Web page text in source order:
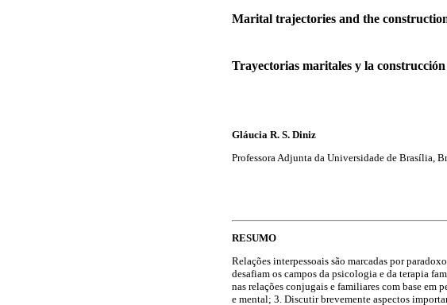
Marital trajectories and the
Trayectorias maritales y la
Gláucia R. S. Diniz
Professora Adjunta da Universidade de Brasília,
RESUMO
Relações interpessoais são marcadas por
desafiam os campos da psicologia e da terapia
nas relações conjugais e familiares com base em
e mental; 3. Discutir brevemente aspectos